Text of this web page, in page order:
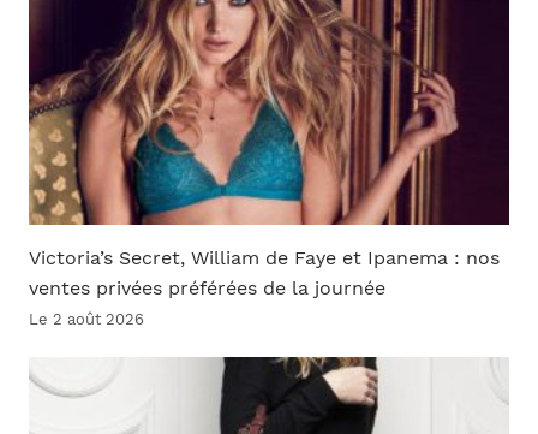
Victoria’s Secret, William de Faye et Ipanema : nos
ventes privées préférées de la journée
Le 2 août 2026